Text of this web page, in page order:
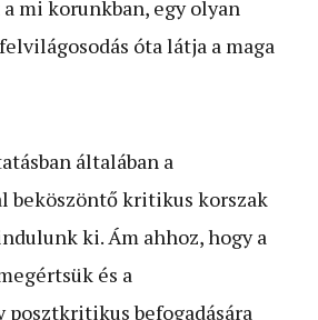
mi korunkban, egy olyan
óta látja a maga
általában a
beköszöntő kritikus korszak
ki. Ám ahhoz, hogy a
és a
posztkritikus befogadására